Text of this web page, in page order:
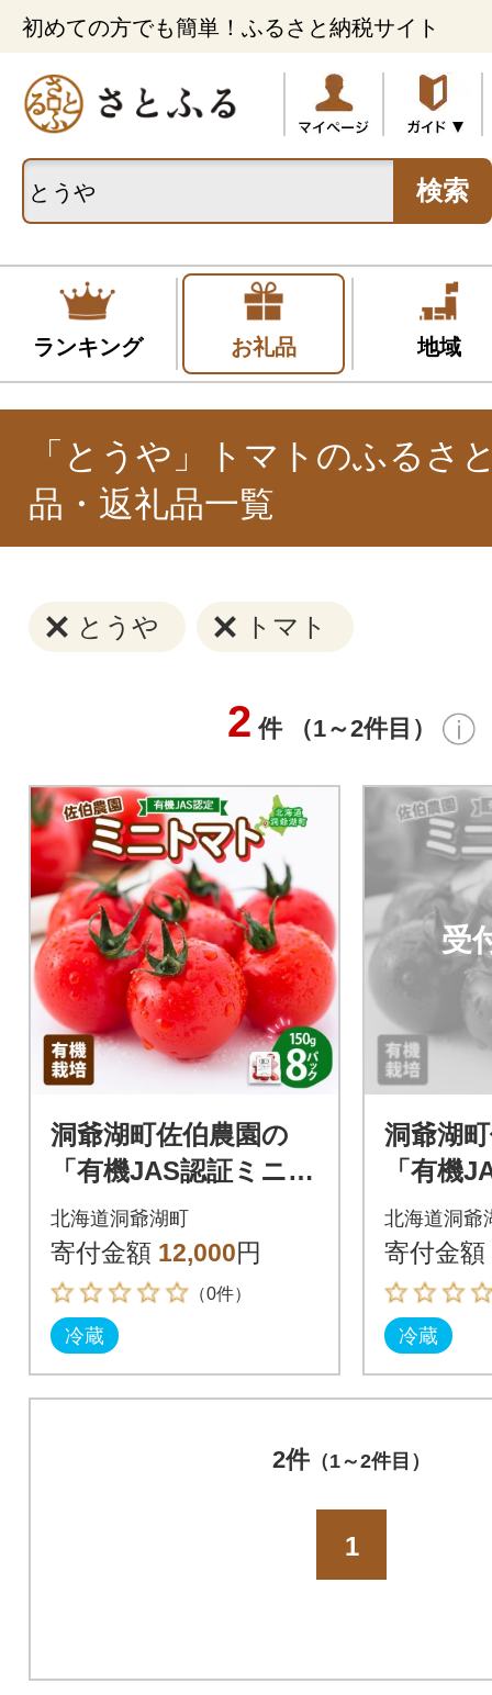
初めての方でも簡単！ふるさと納税サイト
検索
ランキング お礼品 地域
「とうや」トマトのふるさ
品・返礼品一覧
とうや トマト
2 件 （1～2件目）
洞爺湖町佐伯農園の
「有機JAS認証ミニト
マト 150g×8P」【202
6年7月中旬より発送】
北海道洞爺湖町
寄付金額 12,000円
（0件）
冷蔵
受
洞爺湖
「有機
マト
5年7月
北海道洞爺
寄付金額
冷蔵
2件（1～2件目）
1